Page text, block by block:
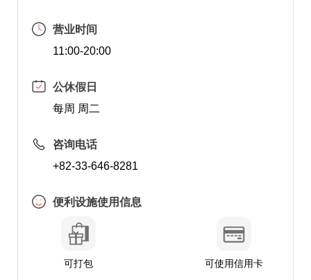
营业时间
11:00-20:00
公休假日
每周 周二
咨询电话
+82-33-646-8281
便利设施使用信息
可打包 可使用信用卡